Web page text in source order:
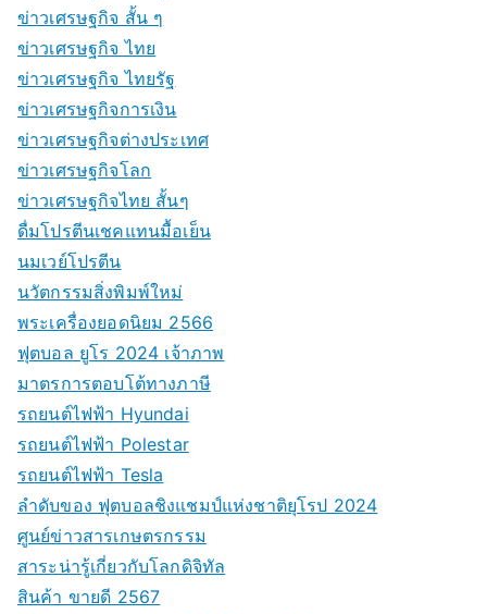
ข่าวเศรษฐกิจ สั้น ๆ
ข่าวเศรษฐกิจ ไทย
ข่าวเศรษฐกิจ ไทยรัฐ
ข่าวเศรษฐกิจการเงิน
ข่าวเศรษฐกิจต่างประเทศ
ข่าวเศรษฐกิจโลก
ข่าวเศรษฐกิจไทย สั้นๆ
ดื่มโปรตีนเชคแทนมื้อเย็น
นมเวย์โปรตีน
นวัตกรรมสิ่งพิมพ์ใหม่
พระเครื่องยอดนิยม 2566
ฟุตบอล ยูโร 2024 เจ้าภาพ
มาตรการตอบโต้ทางภาษี
รถยนต์ไฟฟ้า Hyundai
รถยนต์ไฟฟ้า Polestar
รถยนต์ไฟฟ้า Tesla
ลำดับของ ฟุตบอลชิงแชมป์แห่งชาติยุโรป 2024
ศูนย์ข่าวสารเกษตรกรรม
สาระน่ารู้เกี่ยวกับโลกดิจิทัล
สินค้า ขายดี 2567